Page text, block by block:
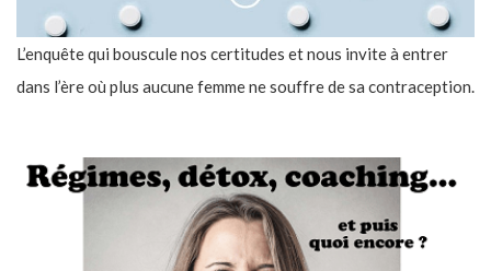
L’enquête qui bouscule nos certitudes et nous invite à entrer
dans l’ère où plus aucune femme ne souffre de sa contraception.